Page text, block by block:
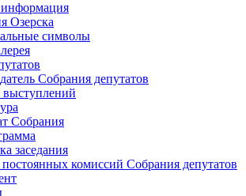
Озерска
символы
Собрания депутатов
выступлений
Собрания
заседания
комиссий Собрания депутатов